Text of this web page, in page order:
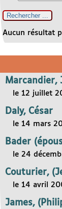
Aucun résultat
Marcandier,
le 12 juillet
Daly, César
le 14 mars
Bader
le 24
Couturier,
le 14 avril
James,